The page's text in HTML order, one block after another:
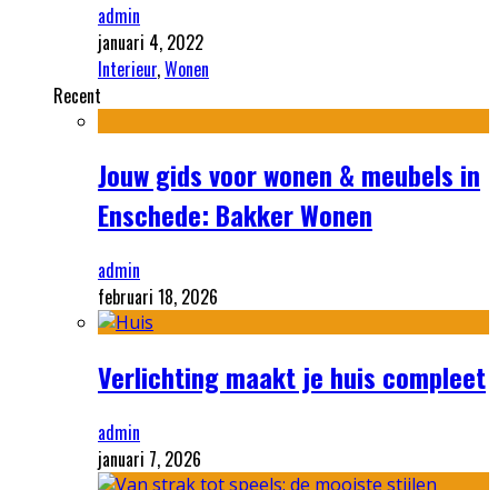
admin
januari 4, 2022
Interieur,Wonen
Recent
Jouw gids voor wonen & meubels in
Enschede: Bakker Wonen
admin
februari 18, 2026
Verlichting maakt je huis compleet
admin
januari 7, 2026